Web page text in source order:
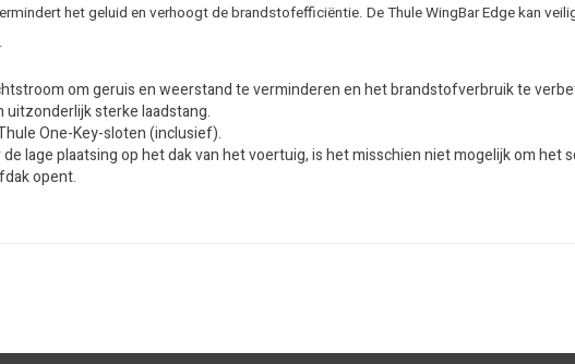
het geluid en verhoogt de brandstofefficiëntie. De Thule WingBar Edge kan
om geruis en weerstand te verminderen en het brandstofverbruik te
sterke laadstang.
One-Key-sloten (inclusief).
lage plaatsing op het dak van het voertuig, is het misschien niet mogelijk om
opent.